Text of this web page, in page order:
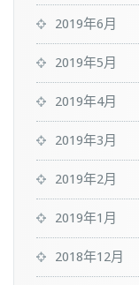
2019年6月
2019年5月
2019年4月
2019年3月
2019年2月
2019年1月
2018年12月